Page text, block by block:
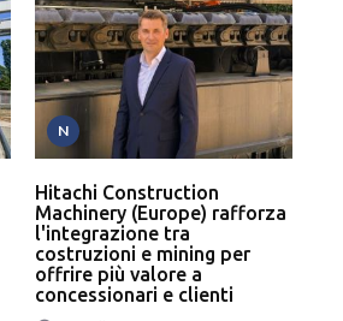
N
Hitachi Construction
Machinery (Europe) rafforza
l'integrazione tra
costruzioni e mining per
offrire più valore a
concessionari e clienti